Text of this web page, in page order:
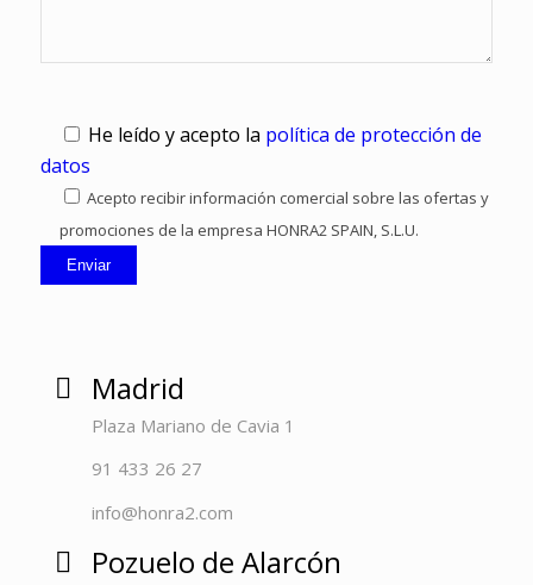
He leído y acepto la política de protección de
datos
Acepto recibir información comercial sobre las ofertas y
promociones de la empresa HONRA2 SPAIN, S.L.U.
Madrid
Plaza Mariano de Cavia 1
91 433 26 27
info@honra2.com
Pozuelo de Alarcón